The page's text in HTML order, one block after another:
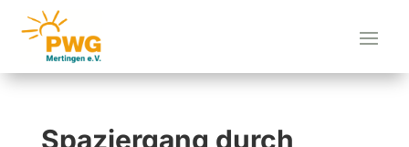
Spaziergang durch